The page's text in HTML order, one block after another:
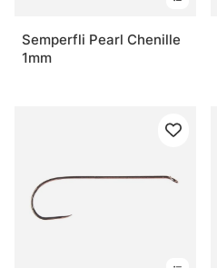
Semperfli Pearl Chenille
1mm